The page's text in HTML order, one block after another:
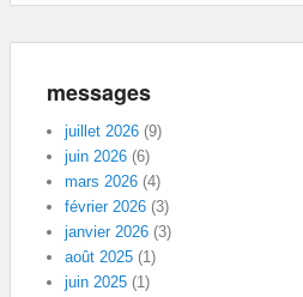
messages
juillet 2026 (9)
juin 2026 (6)
mars 2026 (4)
février 2026 (3)
janvier 2026 (3)
août 2025 (1)
juin 2025 (1)